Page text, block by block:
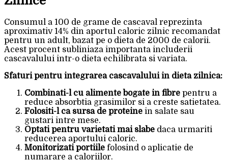
Consumul a 100 de grame de cascaval reprezinta
aproximativ 14% din aportul caloric zilnic recomandat
pentru un adult, bazat pe o dieta de 2000 de calorii.
Acest procent subliniaza importanta includerii
cascavalului intr-o dieta echilibrata si variata.
Sfaturi pentru integrarea cascavalului in dieta zilnica:
Combinati-l cu alimente bogate in fibre pentru a
reduce absorbtia grasimilor si a creste satietatea.
Folositi-l ca sursa de proteine in salate sau
gustari intre mese.
Optati pentru varietati mai slabe daca urmariti
reducerea aportului caloric.
Monitorizati portiile folosind o aplicatie de
numarare a caloriilor.